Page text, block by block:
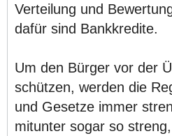
Verteilung und
dafür sind Bankkredite.
Um den Bürger vor der
schützen, werden die
und Gesetze immer
mitunter sogar so